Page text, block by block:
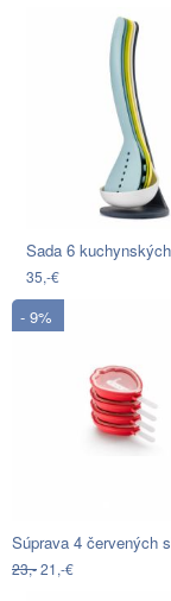
35,-€
- 9%
23,-21,-€